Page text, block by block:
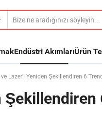
Endüstri AkımlarıÜrün
Lazer'i Yeniden Şekillendiren 6